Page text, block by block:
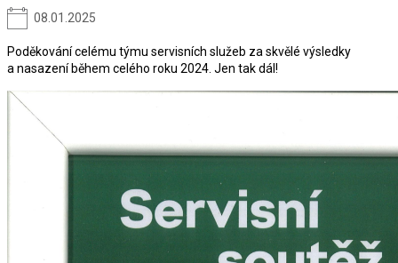
08.01.2025
Poděkování celému týmu servisních služeb za skvělé výsledky
a nasazení během celého roku 2024. Jen tak dál!